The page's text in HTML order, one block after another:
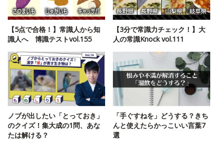
【5点で合格！】常識人から知
識人へ 博識テストvol.155
【3分で常識力チェック！】大
人の常識Knock vol.111
ノブが出したい「とっておき」
のクイズ！集大成の1問、あな
たは解ける？
「手ぐすねを」どうする？きち
んと使えたらかっこいい言葉7
選